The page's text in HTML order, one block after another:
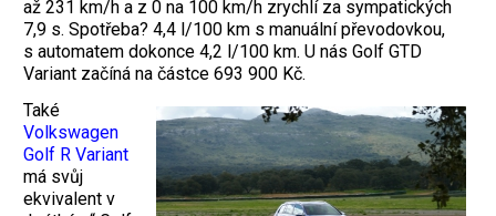
až 231 km/h a z 0 na 100 km/h zrychlí za sympatických
7,9 s. Spotřeba? 4,4 l/100 km s manuální převodovkou,
s automatem dokonce 4,2 l/100 km. U nás Golf GTD
Variant začíná na částce 693 900 Kč.
Také
Volkswagen
Golf R Variant
má svůj
ekvivalent v